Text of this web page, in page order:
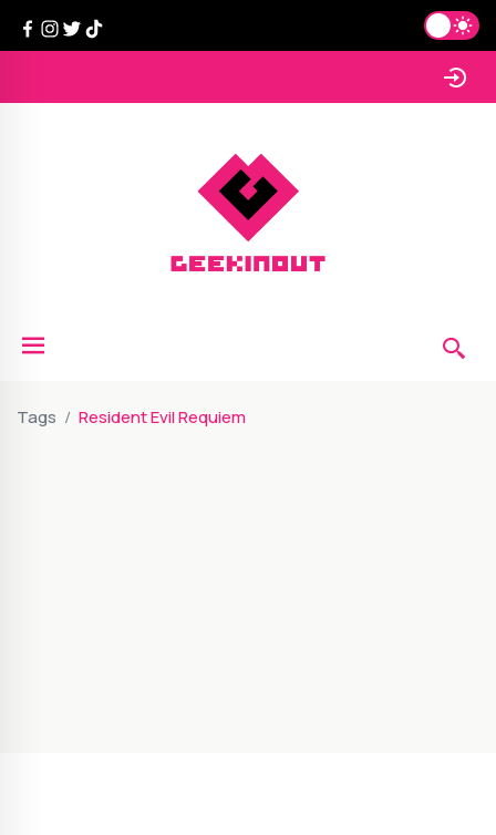
Tags Resident Evil Requiem